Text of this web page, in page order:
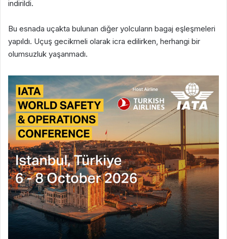
indirildi.
Bu esnada uçakta bulunan diğer yolcuların bagaj eşleşmeleri
yapıldı. Uçuş gecikmeli olarak icra edilirken, herhangi bir
olumsuzluk yaşanmadı.